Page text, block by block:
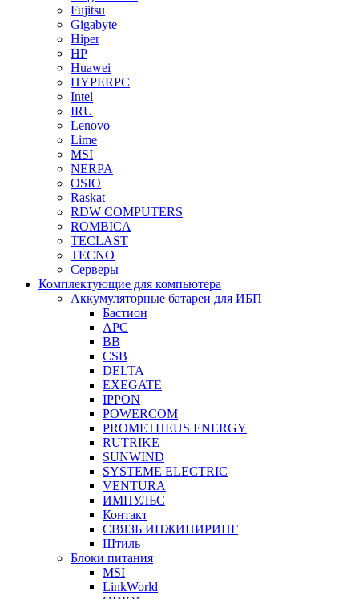
Fujitsu
Gigabyte
Hiper
HP
Huawei
HYPERPC
Intel
IRU
Lenovo
Lime
MSI
NERPA
OSIO
Raskat
RDW COMPUTERS
ROMBICA
TECLAST
TECNO
Серверы
Комплектующие для компьютера
Аккумуляторные батареи для ИБП
Бастион
APC
BB
CSB
DELTA
EXEGATE
IPPON
POWERCOM
PROMETHEUS ENERGY
RUTRIKE
SUNWIND
SYSTEME ELECTRIC
VENTURA
ИМПУЛЬС
Контакт
СВЯЗЬ ИНЖИНИРИНГ
Штиль
Блоки питания
MSI
LinkWorld